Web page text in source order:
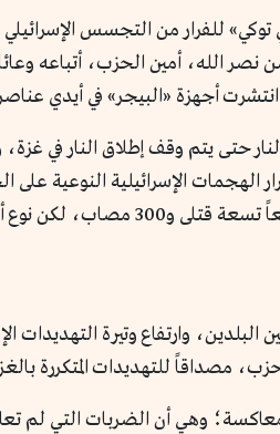
للفرار من التجسس
الله، أمين الحزب، أتباعه
أجهزة «البيجر» في أيدي
حتى يتم وقف إطلاق النار في
الإسرائيلية النوعية على
وارتفاع وتيرة التهديدات
مصداقاً للتهديدات المتكررة
وهي أن الضربات التي لم